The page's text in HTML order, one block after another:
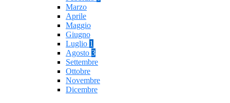
Marzo
Aprile
Maggio
Giugno
Luglio 1
Agosto 3
Settembre
Ottobre
Novembre
Dicembre